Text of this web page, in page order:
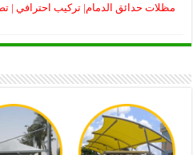
مظلات حدائق الدمام| تركيب احترافي